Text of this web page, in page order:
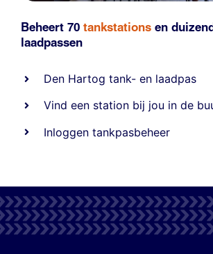
Beheert 70 tankstations en
laadpassen
Den Hartog tank- en laadpas
Vind een station bij jou in de
Inloggen tankpasbeheer